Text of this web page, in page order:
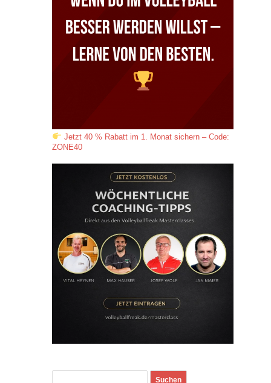
Jetzt 40 % Rabatt im 1. Monat sichern – Code:
ZONE40